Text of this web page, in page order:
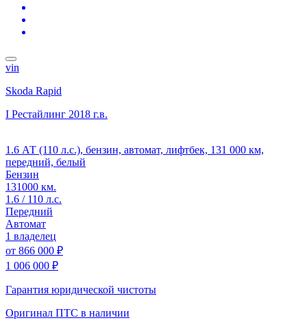
vin
Skoda Rapid
I Рестайлинг 2018 г.в.
1.6 АТ (110 л.с.), бензин, автомат, лифтбек, 131 000 км,
передний, белый
Бензин
131000 км.
1.6 / 110 л.с.
Передний
Автомат
1 владелец
от 866 000 ₽
1 006 000 ₽
Гарантия юридической чистоты
Оригинал ПТС в наличии